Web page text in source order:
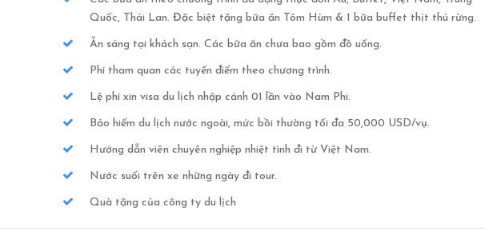
Quốc, Thái Lan. Đặc biệt tặng bữa ăn Tôm Hùm & 1 bữa buffet thịt thú rừng.
Ăn sáng tại khách sạn. Các bữa ăn chưa bao gồm đồ uống.
Phí tham quan các tuyến điểm theo chương trình.
Lệ phí xin visa du lịch nhập cảnh 01 lần vào Nam Phi.
Bảo hiểm du lịch nước ngoài, mức bồi thường tối đa 50,000 USD/vụ.
Hướng dẫn viên chuyên nghiệp nhiệt tình đi từ Việt Nam.
Nước suối trên xe những ngày đi tour.
Quà tặng của công ty du lịch